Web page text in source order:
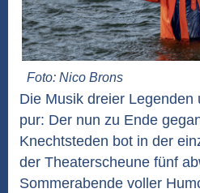
Foto: Nico Brons
Die Musik dreier Legenden
pur: Der nun zu Ende
Knechtsteden bot in der
der Theaterscheune fünf
Sommerabende voller